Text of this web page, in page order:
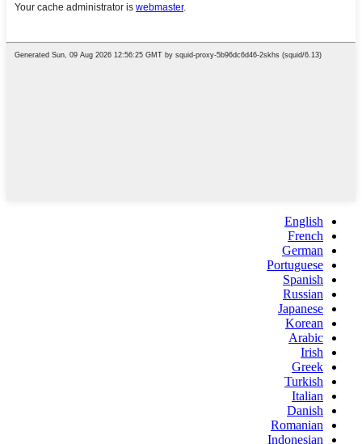
English
French
German
Portuguese
Spanish
Russian
Japanese
Korean
Arabic
Irish
Greek
Turkish
Italian
Danish
Romanian
Indonesian